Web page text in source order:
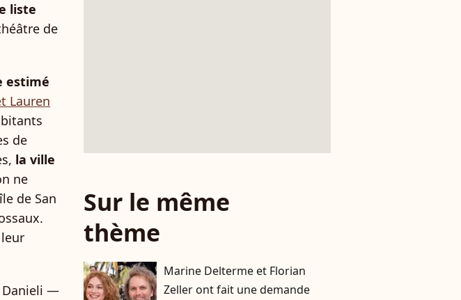
liste
de
estimé
Lauren
de
la ville
ne
de San
Danieli —
Sur le même
thème
Marine Delterme et Florian
Zeller ont fait une demande